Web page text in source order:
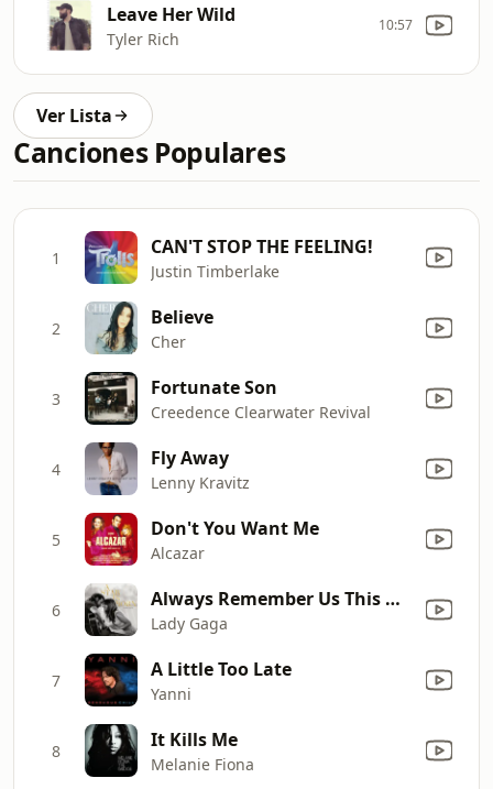
Leave Her Wild
Tyler Rich
10:57
Ver Lista
Canciones Populares
1 CAN'T STOP THE FEELING!
Justin Timberlake
2 Believe
Cher
3 Fortunate Son
Creedence Clearwater Revival
4 Fly Away
Lenny Kravitz
5 Don't You Want Me
Alcazar
6 Always Remember Us This Way
Lady Gaga
7 A Little Too Late
Yanni
8 It Kills Me
Melanie Fiona